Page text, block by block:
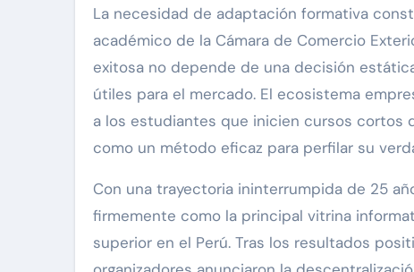
La necesidad de adaptación formativa
académico de la Cámara de Comercio
exitosa no depende de una decisión
útiles para el mercado. El ecosistema
a los estudiantes que inicien cursos cortos
como un método eficaz para perfilar su
Con una trayectoria ininterrumpida de 25
firmemente como la principal vitrina
superior en el Perú. Tras los resultados